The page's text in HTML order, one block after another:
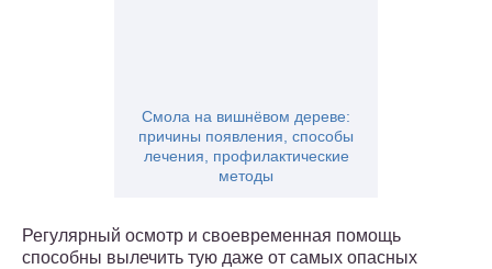
Смола на вишнёвом дереве:
причины появления, способы
лечения, профилактические
методы
Регулярный осмотр и своевременная помощь
способны вылечить тую даже от самых опасных